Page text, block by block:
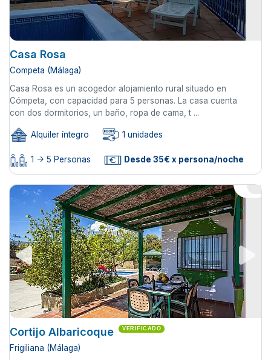
Casa Rosa
Competa (Málaga)
Casa Rosa es un acogedor alojamiento rural situado en
Cómpeta, con capacidad para 5 personas. La casa cuenta
con dos dormitorios, un baño, ropa de cama, t ...
Alquiler íntegro 1 unidades
1 -> 5 Personas Desde 35€ x persona/noche
Cortijo Albaricoque VERIFICADO
Frigiliana (Málaga)